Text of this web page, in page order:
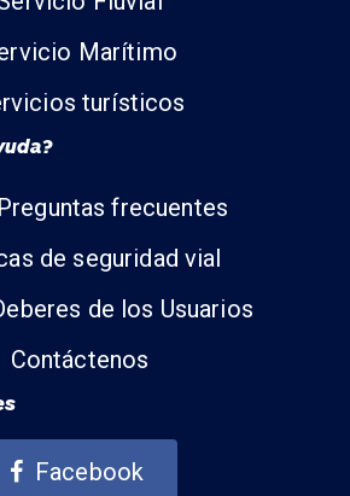
Marítimo
turísticos
frecuentes
de seguridad vial
de los Usuarios
Contáctenos
Facebook